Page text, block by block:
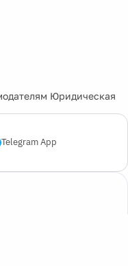
Юридическая
Telegram App